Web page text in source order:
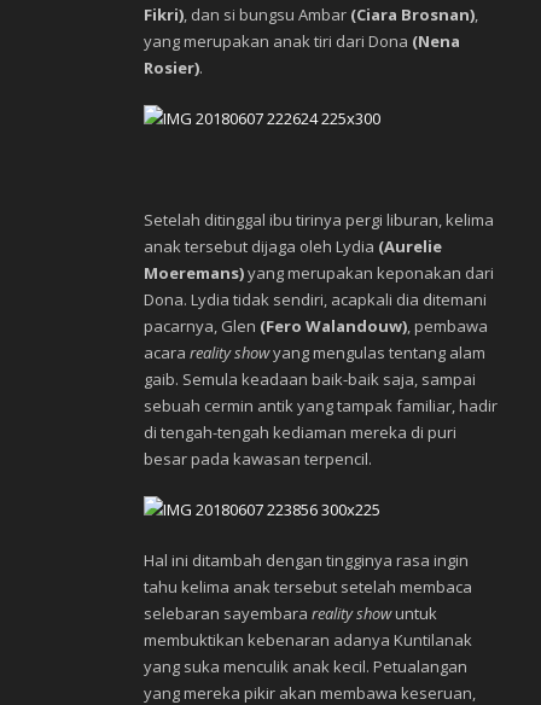
Fikri), dan si bungsu Ambar (Ciara Brosnan),
yang merupakan anak tiri dari Dona (Nena
Rosier).
Setelah ditinggal ibu tirinya pergi liburan, kelima
anak tersebut dijaga oleh Lydia (Aurelie
Moeremans)yang merupakan keponakan dari
Dona. Lydia tidak sendiri, acapkali dia ditemani
pacarnya, Glen (Fero Walandouw), pembawa
acara reality showyang mengulas tentang alam
gaib. Semula keadaan baik-baik saja, sampai
sebuah cermin antik yang tampak familiar, hadir
di tengah-tengah kediaman mereka di puri
besar pada kawasan terpencil.
Hal ini ditambah dengan tingginya rasa ingin
tahu kelima anak tersebut setelah membaca
selebaran sayembara reality showuntuk
membuktikan kebenaran adanya Kuntilanak
yang suka menculik anak kecil. Petualangan
yang mereka pikir akan membawa keseruan,